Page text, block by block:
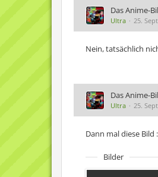
Das Anime-
Ultra 25.
Nein, tatsächlich
Das Anime-
Ultra 25.
Dann mal diese Bild
Bilder